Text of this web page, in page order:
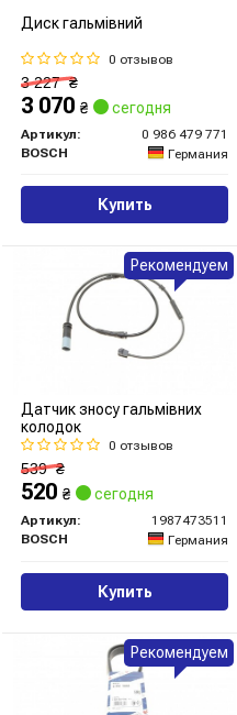
Диск гальмівний
0 отзывов
3 227₴
3 070 ₴ сегодня
Артикул:
0 986 479 771
BOSCH
Германия
Купить
Датчик зносу гальмівних
колодок
0 отзывов
539₴
520 ₴ сегодня
Артикул:
1987473511
BOSCH
Германия
Купить
Рекомендуем
Рекомендуем